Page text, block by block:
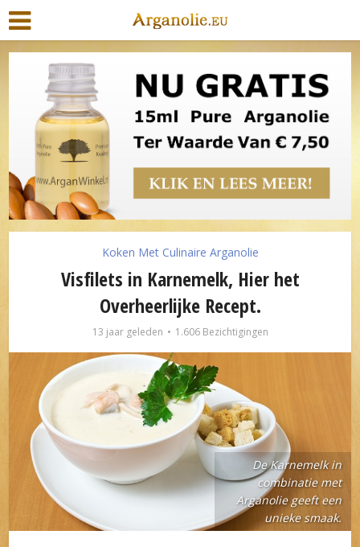
Koken Met Culinaire Arganolie
Visfilets in Karnemelk, Hier het
Overheerlijke Recept.
13 jaar geleden 1.606 Bezichtigingen
De Karnemelk in
combinatie met
Arganolie geeft een
unieke smaak.